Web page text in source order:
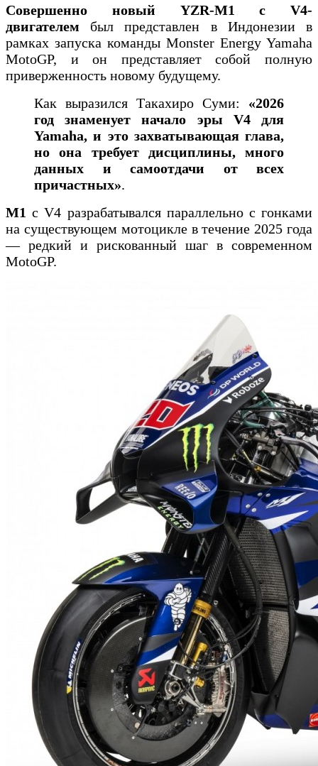
Совершенно новый YZR-M1 с V4-
двигателем был представлен в Индонезии в
рамках запуска команды Monster Energy Yamaha
MotoGP, и он представляет собой полную
приверженность новому будущему.
Как выразился Такахиро Суми: «2026
год знаменует начало эры V4 для
Yamaha, и это захватывающая глава,
но она требует дисциплины, много
данных и самоотдачи от всех
причастных».
M1 с V4 разрабатывался параллельно с гонками
на существующем мотоцикле в течение 2025 года
— редкий и рискованный шаг в современном
MotoGP.